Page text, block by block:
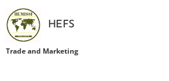
HEFS
Trade and Marketing